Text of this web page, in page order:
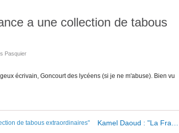
a une collection de tabous
Pasquier
écrivain, Goncourt des lycéens (si je ne m'abuse). Bien vu